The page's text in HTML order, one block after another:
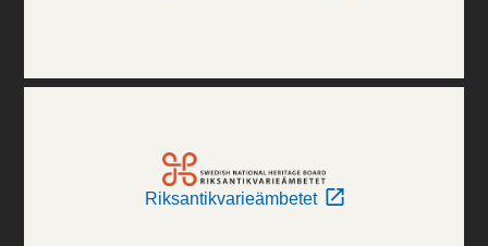
Riksantikvarieämbetet